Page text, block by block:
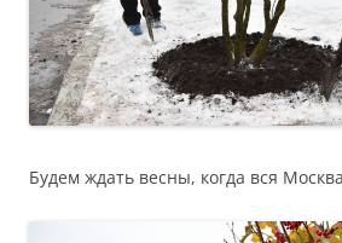
Будем ждать весны, когда вся